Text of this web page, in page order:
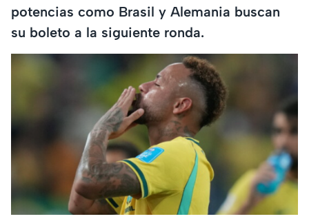
potencias como Brasil y Alemania buscan
su boleto a la siguiente ronda.